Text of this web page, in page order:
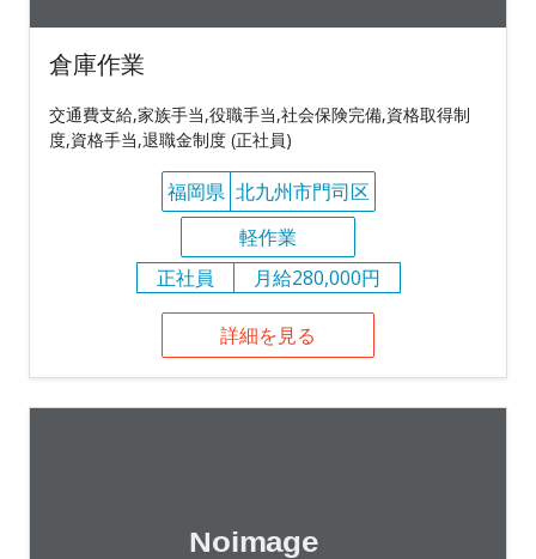
倉庫作業
交通費支給,家族手当,役職手当,社会保険完備,資格取得制
度,資格手当,退職金制度 (正社員)
福岡県 北九州市門司区
軽作業
正社員
月給280,000円
詳細を見る